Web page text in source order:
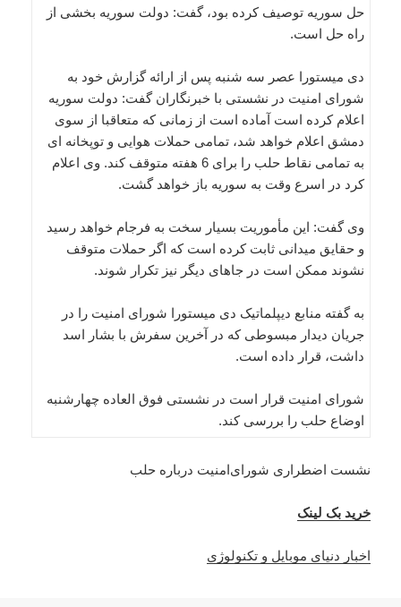
حل سوریه توصیف کرده بود، گفت: دولت سوریه بخشی از
راه حل است.
دی میستورا عصر سه شنبه پس از ارائه گزارش خود به
شورای امنیت در نشستی با خبرنگاران گفت: دولت سوریه
اعلام کرده است آماده است از زمانی که متعاقبا از سوی
دمشق اعلام خواهد شد، تمامی حملات هوایی و توپخانه ای
به تمامی نقاط حلب را برای 6 هفته متوقف کند. وی اعلام
کرد در اسرع وقت به سوریه باز خواهد گشت.
وی گفت: این مأموریت بسیار سخت به فرجام خواهد رسید
و حقایق میدانی ثابت کرده است که اگر حملات متوقف
نشوند ممکن است در جاهای دیگر نیز تکرار شوند.
به گفته منابع دیپلماتیک دی میستورا شورای امنیت را در
جریان دیدار مبسوطی که در آخرین سفرش با بشار اسد
داشت، قرار داده است.
شورای امنیت قرار است در نشستی فوق العاده چهارشنبه
اوضاع حلب را بررسی کند.
نشست اضطراری شورای‌امنیت درباره حلب
خرید بک لینک
اخبار دنیای موبایل و تکنولوژی